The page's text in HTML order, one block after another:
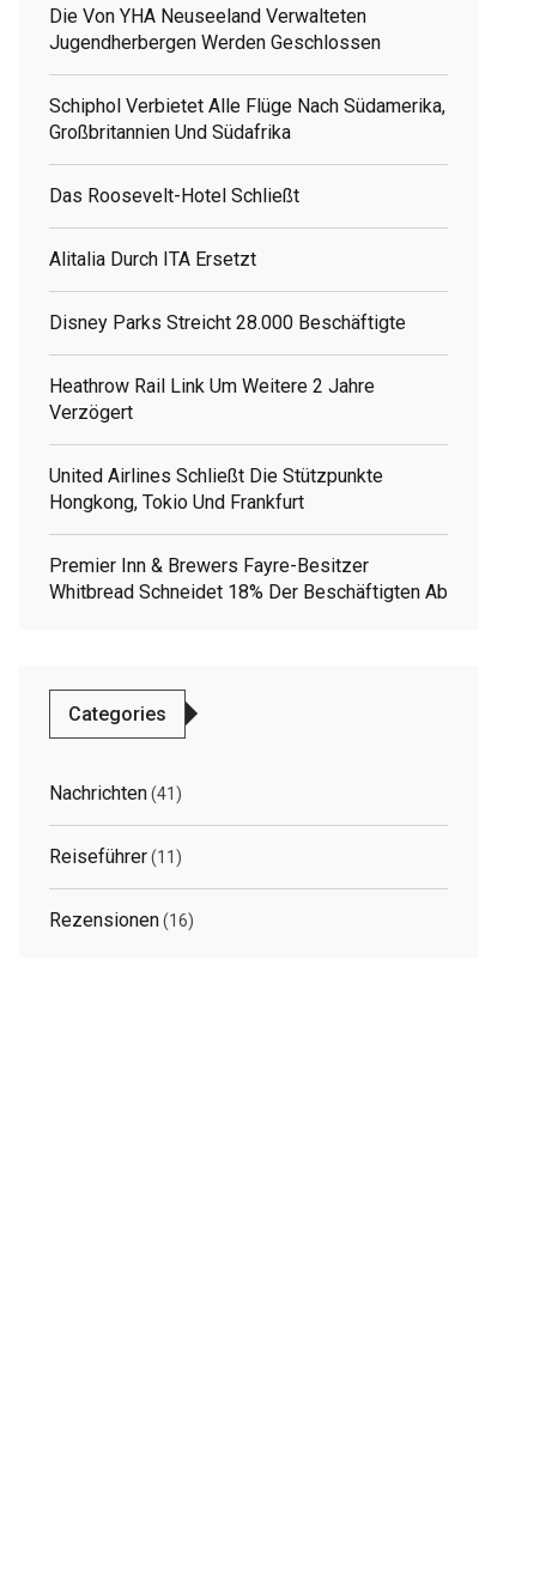
Die Von YHA Neuseeland Verwalteten
Jugendherbergen Werden Geschlossen
Schiphol Verbietet Alle Flüge Nach Südamerika,
Großbritannien Und Südafrika
Das Roosevelt-Hotel Schließt
Alitalia Durch ITA Ersetzt
Disney Parks Streicht 28.000 Beschäftigte
Heathrow Rail Link Um Weitere 2 Jahre
Verzögert
United Airlines Schließt Die Stützpunkte
Hongkong, Tokio Und Frankfurt
Premier Inn & Brewers Fayre-Besitzer
Whitbread Schneidet 18% Der Beschäftigten Ab
Categories
Nachrichten(41)
Reiseführer(11)
Rezensionen(16)